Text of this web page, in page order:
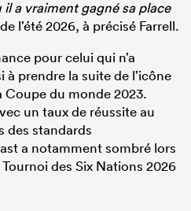
a vraiment gagné sa place
l’été 2026, à précisé Farrell.
pour celui qui n’a
à prendre la suite de l’icône
Coupe du monde 2023.
un taux de réussite au
des standards
a notamment sombré lors
des Six Nations 2026